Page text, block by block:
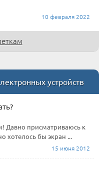
10 февраля 2022
устройств
Давно присматриваюсь к
хотелось бы экран ...
15 июня 2012